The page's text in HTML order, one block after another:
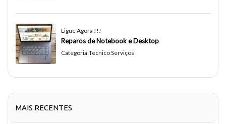
Ligue Agora !!!
Reparos de Notebook e Desktop
Categoria:Tecnico Serviços
MAIS RECENTES